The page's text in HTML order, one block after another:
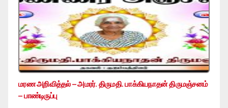
மரண அறிவித்தல் – அமரர். திருமதி. பாக்கியநாதன் திருமஞ்சனம்
– பாண்டிருப்பு